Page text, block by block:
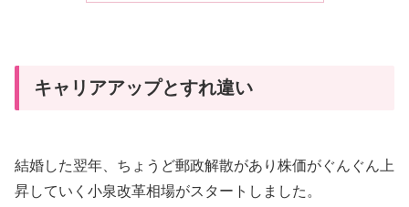
キャリアアップとすれ違い
結婚した翌年、ちょうど郵政解散があり株価がぐんぐん上
昇していく小泉改革相場がスタートしました。